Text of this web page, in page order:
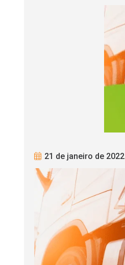
21 de janeiro de 2022